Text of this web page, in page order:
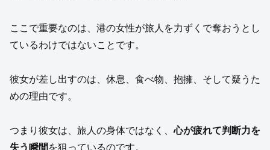
ここで重要なのは、港の女性が旅人を力ずくで奪おうとし
ているわけではないことです。
彼女が差し出すのは、休息、食べ物、抱擁、そして疑うた
めの理由です。
つまり彼女は、旅人の身体ではなく、心が疲れて判断力を
失う瞬間 を狙っているのです。